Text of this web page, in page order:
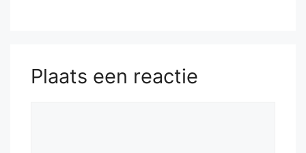
Plaats een reactie